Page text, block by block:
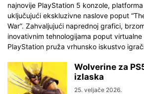
najnovije PlayStation 5 konzole,
uključujući ekskluzivne naslove poput
War”. Zahvaljujući naprednoj grafici,
inovativnim tehnologijama poput virtualne
PlayStation pruža vrhunsko iskustvo
Wolverine za
izlaska
25. veljače 2026.